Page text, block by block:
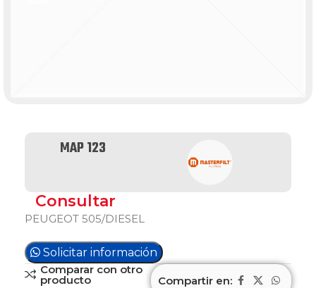
MAP 123
Consultar
PEUGEOT 505/DIESEL
Solicitar información
Comparar con otro
producto Compartir en: